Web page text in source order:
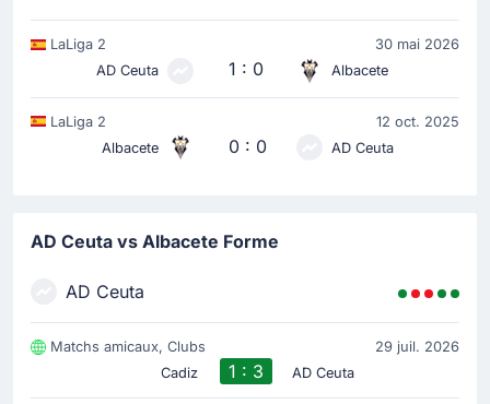
LaLiga 2
30 mai 2026
AD Ceuta
1 : 0 Albacete
LaLiga 2
12 oct. 2025
Albacete
0 : 0 AD Ceuta
AD Ceuta vs Albacete Forme
AD Ceuta
Matchs amicaux, Clubs
29 juil. 2026
Cadiz
1 : 3 AD Ceuta